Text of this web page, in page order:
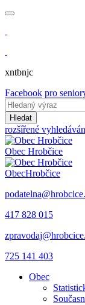
xntbnjc
Facebook pro
Hledat
rozšířené
Obec Hrobčice
ObecHrobčice
417 828 015
725 141 403
Obec